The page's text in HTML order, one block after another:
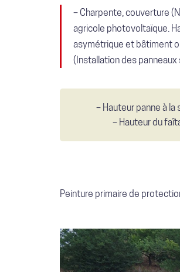
– Charpente, couverture
agricole photovoltaïque.
asymétrique et bâtiment
(Installation des panneaux
– Hauteur panne à la
– Hauteur du
Peinture primaire de